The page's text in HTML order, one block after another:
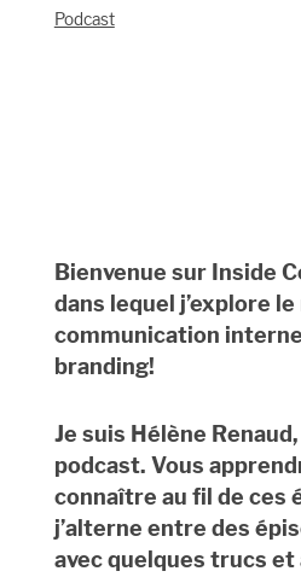
Podcast
Bienvenue sur Inside
dans lequel j’explore
communication
branding!
Je suis Hélène
podcast. Vous
connaître au fil de ces
j’alterne entre des
avec quelques trucs